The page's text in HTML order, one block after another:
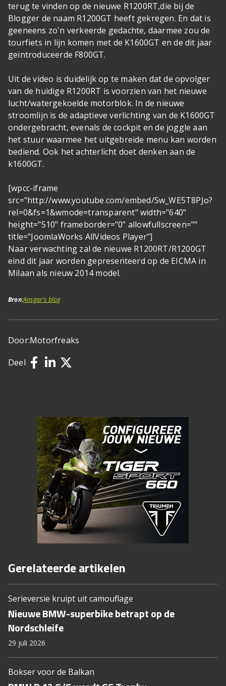
terug te vinden op de nieuwe R1200RT,die bij de
Blogger de naam R1200GT heeft gekregen. En dat is
geeneens zo'n verkeerde gedachte, daarmee zou de
tourfiets in lijn komen met de K1600GT en de dit jaar
geïntroduceerde F800GT.
Uit de video is duidelijk op te maken dat de opvolger
van de huidige R1200RT is voorzien van het nieuwe
lucht/watergekoelde motorblok. In de nieuwe
stroomlijn is de adaptieve verlichting van de K1600GT
ondergebracht, evenals de cockpit en de joggle aan
het stuur waarmee het uitgebreide menu kan worden
bediend. Ook het achterlicht doet denken aan de
k1600GT.
[wpcc-iframe
src="http://www.youtube.com/embed/Sw_WE5T8PJo?
rel=0&fs=1&wmode=transparent" width="640"
height="510" frameborder="0" allowfullscreen=""
title="JoomlaWorks AllVideos Player"]
Naar verwachting zal de nieuwe R1200RT/R1200GT
eind dit jaar worden gepresenteerd op de EICMA in
Milaan als nieuw 2014 model.
Bron:Ansgar's blog
Door:Motorfreaks
Deel
Gerelateerde artikelen
Serieversie kruipt uit camouflage
Nieuwe BMW-superbike betrapt op de
Nordschleife
29 juli 2026
Bokser voor de Balkan